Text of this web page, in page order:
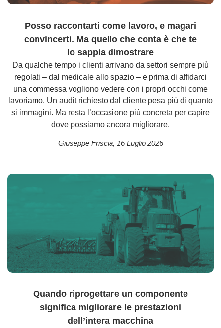
Posso raccontarti come lavoro, e magari
convincerti. Ma quello che conta è che te
lo sappia dimostrare
Da qualche tempo i clienti arrivano da settori sempre più
regolati – dal medicale allo spazio – e prima di affidarci
una commessa vogliono vedere con i propri occhi come
lavoriamo. Un audit richiesto dal cliente pesa più di quanto
si immagini. Ma resta l’occasione più concreta per capire
dove possiamo ancora migliorare.
Giuseppe Friscia, 16 Luglio 2026
Quando riprogettare un componente
significa migliorare le prestazioni
dell’intera macchina